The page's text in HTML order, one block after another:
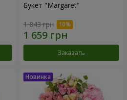
Букет "Margaret"
1 843 грн
Заказать